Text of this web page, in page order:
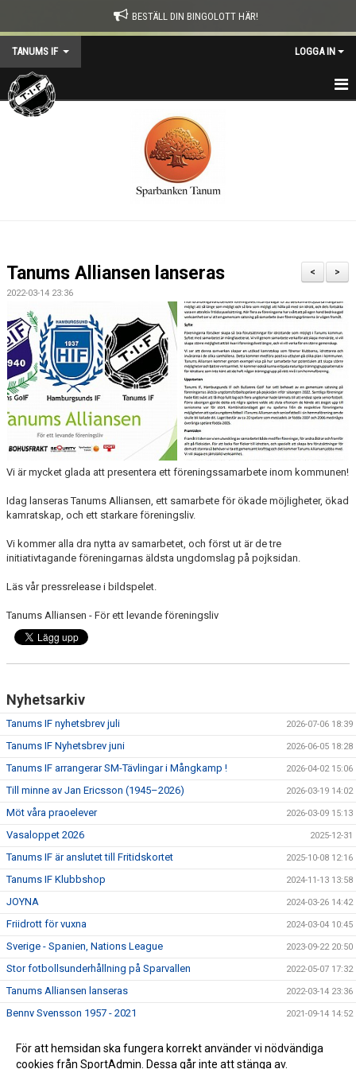
BESTÄLL DIN BINGOLOTT HÄR!
TANUMS IF LOGGA IN
HEM
OM TANUMS IF
SOCIALFOND
SPONSRING
ÅRETS EVENEMANG
TIF-MALLEN
INFO TILL FÖRÄLDRAR
KLUBBENS SWISHNUMMER
>
<
Tanums Alliansen lanseras
2022-03-14 23:36
Vi är mycket glada att presentera ett föreningssamarbete inom kommunen!
Idag lanseras Tanums Alliansen, ett samarbete för ökade möjligheter, ökad
kamratskap, och ett starkare föreningsliv.
Vi kommer alla dra nytta av samarbetet, och först ut är de tre
initiativtagande föreningarnas äldsta ungdomslag på pojksidan.
Läs vår pressrelease i bildspelet.
Tanums Alliansen - För ett levande föreningsliv
Nyhetsarkiv
Tanums IF nyhetsbrev juli 2026-07-06 18:39
Tanums IF Nyhetsbrev juni 2026-06-05 18:28
Tanums IF arrangerar SM-Tävlingar i Mångkamp ! 2026-04-02 15:06
Till minne av Jan Ericsson (1945–2026) 2026-03-19 14:02
Möt våra praoelever 2026-03-09 15:13
Vasaloppet 2026 2025-12-31
Tanums IF är anslutet till Fritidskortet 2025-10-08 12:16
Tanums IF Klubbshop 2024-11-13 13:58
JOYNA 2024-03-26 14:42
Friidrott för vuxna 2024-03-04 10:45
Sverige - Spanien, Nations League 2023-09-22 20:50
Stor fotbollsunderhållning på Sparvallen 2022-05-07 17:32
Tanums Alliansen lanseras 2022-03-14 23:36
Benny Svensson 1957 - 2021 2021-09-14 14:52
division 1 med Ljungskile SK
2021-01-30 18:19
För att hemsidan ska fungera korrekt använder vi nödvändiga
cookies från SportAdmin. Dessa går inte att stänga av.